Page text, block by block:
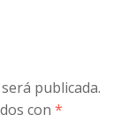
publicada.
con*